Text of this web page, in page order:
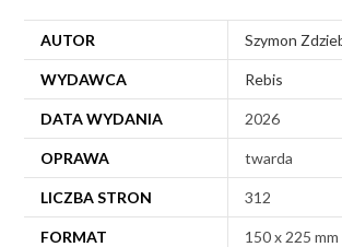
AUTOR Szymon
WYDAWCA Rebis
DATA WYDANIA 2026
OPRAWA twarda
LICZBA STRON 312
FORMAT 150 x 225 mm